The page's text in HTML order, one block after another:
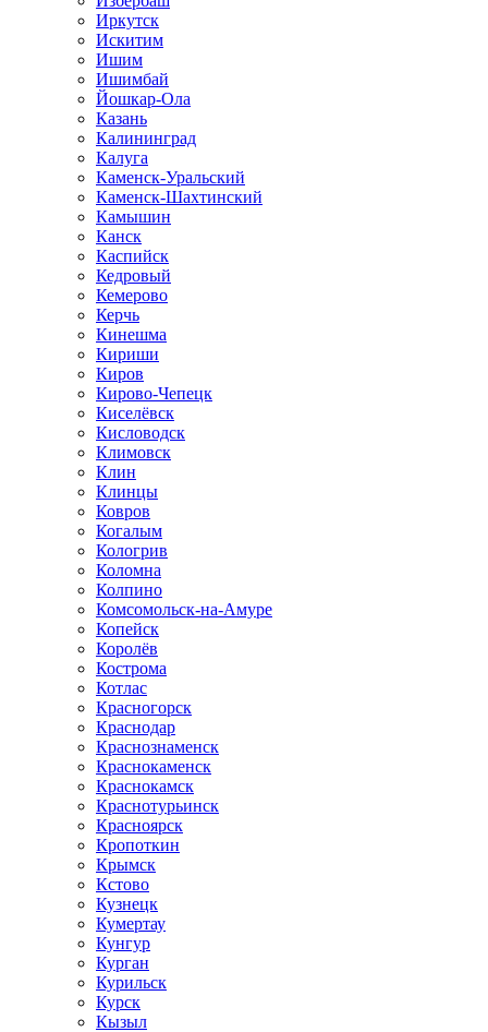
Иркутск
Искитим
Ишим
Ишимбай
Йошкар-Ола
Казань
Калининград
Калуга
Каменск-Уральский
Каменск-Шахтинский
Камышин
Канск
Каспийск
Кедровый
Кемерово
Керчь
Кинешма
Кириши
Киров
Кирово-Чепецк
Киселёвск
Кисловодск
Климовск
Клин
Клинцы
Ковров
Когалым
Кологрив
Коломна
Колпино
Комсомольск-на-Амуре
Копейск
Королёв
Кострома
Котлас
Красногорск
Краснодар
Краснознаменск
Краснокаменск
Краснокамск
Краснотурьинск
Красноярск
Кропоткин
Крымск
Кстово
Кузнецк
Кумертау
Кунгур
Курган
Курильск
Курск
Кызыл